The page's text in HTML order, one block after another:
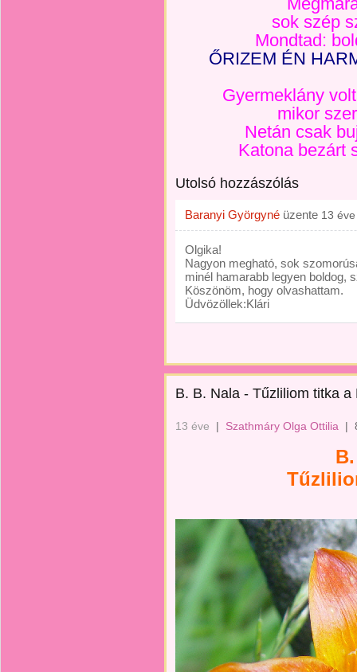
sok szép
Mondtad:
ŐRIZEM ÉN
Gyermeklány
mikor
Netán csak
Katona bezárt
Utolsó hozzászólás
Baranyi Györgyné üzente 13 éve
Olgika!
Nagyon megható, sok
minél hamarabb legyen boldog,
Köszönöm, hogy olvashattam.
Üdvözöllek:Klári
B. B. Nala - Tűzliliom titka a
13 éve | Szathmáry Olga Ottilia |